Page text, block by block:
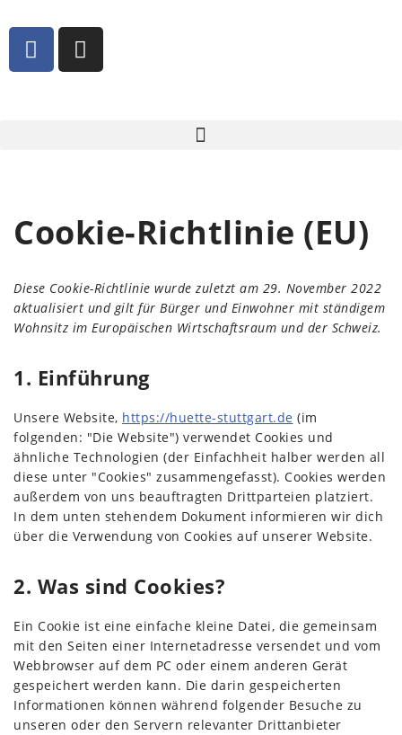
Zum
Inhalt
Cookie-Richtlinie (EU)
Diese Cookie-Richtlinie wurde zuletzt am 29. November 2022
aktualisiert und gilt für Bürger und Einwohner mit ständigem
Wohnsitz im Europäischen Wirtschaftsraum und der Schweiz.
1. Einführung
Unsere Website, https://huette-stuttgart.de (im
folgenden: "Die Website") verwendet Cookies und
ähnliche Technologien (der Einfachheit halber werden all
diese unter "Cookies" zusammengefasst). Cookies werden
außerdem von uns beauftragten Drittparteien platziert.
In dem unten stehendem Dokument informieren wir dich
über die Verwendung von Cookies auf unserer Website.
2. Was sind Cookies?
Ein Cookie ist eine einfache kleine Datei, die gemeinsam
mit den Seiten einer Internetadresse versendet und vom
Webbrowser auf dem PC oder einem anderen Gerät
gespeichert werden kann. Die darin gespeicherten
Informationen können während folgender Besuche zu
unseren oder den Servern relevanter Drittanbieter